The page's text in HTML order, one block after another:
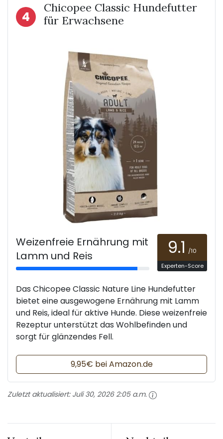
4
Chicopee Classic Hundefutter
für Erwachsene
Weizenfreie Ernährung mit
Lamm und Reis
9.1 /10
Experten-Score
Das Chicopee Classic Nature Line Hundefutter
bietet eine ausgewogene Ernährung mit Lamm
und Reis, ideal für aktive Hunde. Diese weizenfreie
Rezeptur unterstützt das Wohlbefinden und
sorgt für glänzendes Fell.
9,95€ bei Amazon.de
Zuletzt aktualisiert: Juli 30, 2026 2:05 a.m.